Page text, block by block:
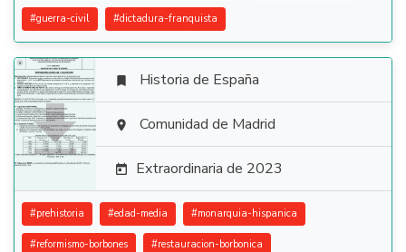
#guerra-civil #dictadura-franquista

 Historia de España
 Comunidad de Madrid
 Extraordinaria de 2023
#prehistoria #edad-media #monarquia-hispanica
#reformismo-borbones #restauracion-borbonica